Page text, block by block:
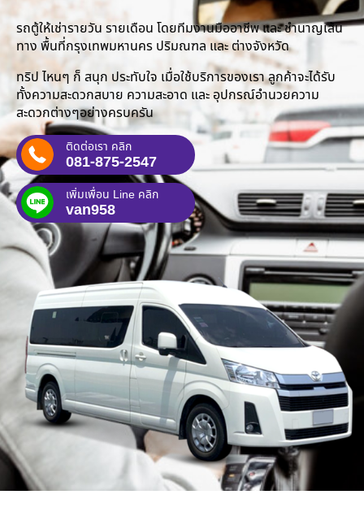
รถตู้ให้เช่ารายวัน รายเดือน โดยทีมงานมืออาชีพ และ ชำนาญเส้น
ทาง พื้นที่กรุงเทพมหานคร ปริมณฑล และ ต่างจังหวัด
ทริป ไหนๆ ก็ สนุก ประทับใจ เมื่อใช้บริการของเรา ลูกค้าจะได้รับ
ทั้งความสะดวกสบาย ความสะอาด และ อุปกรณ์อำนวยความ
สะดวกต่างๆอย่างครบครัน
ติดต่อเรา คลิก
081-875-2547
เพิ่มเพื่อน Line คลิก
van958